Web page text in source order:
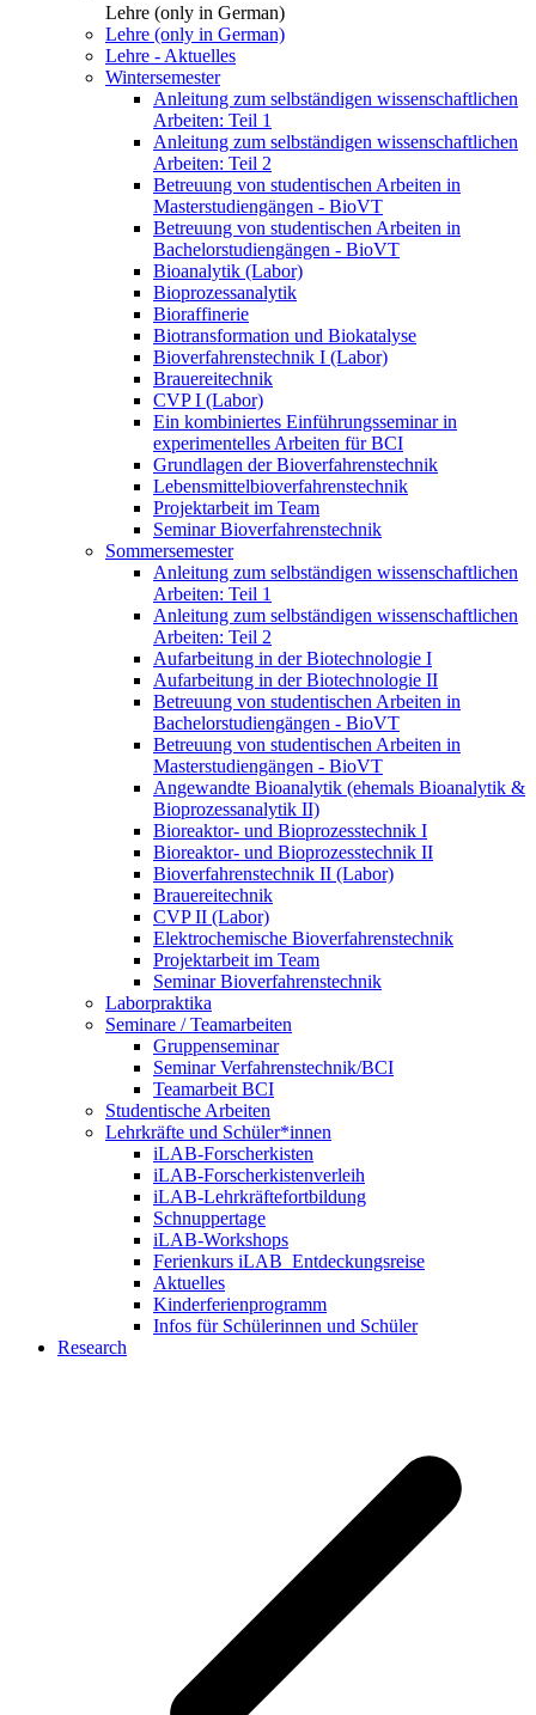
Lehre (only in German)
Lehre (only in German)
Lehre - Aktuelles
Wintersemester
Anleitung zum selbständigen wissenschaftlichen
Arbeiten: Teil 1
Anleitung zum selbständigen wissenschaftlichen
Arbeiten: Teil 2
Betreuung von studentischen Arbeiten in
Masterstudiengängen - BioVT
Betreuung von studentischen Arbeiten in
Bachelorstudiengängen - BioVT
Bioanalytik (Labor)
Bioprozessanalytik
Bioraffinerie
Biotransformation und Biokatalyse
Bioverfahrenstechnik I (Labor)
Brauereitechnik
CVP I (Labor)
Ein kombiniertes Einführungsseminar in
experimentelles Arbeiten für BCI
Grundlagen der Bioverfahrenstechnik
Lebensmittelbioverfahrenstechnik
Projektarbeit im Team
Seminar Bioverfahrenstechnik
Sommersemester
Anleitung zum selbständigen wissenschaftlichen
Arbeiten: Teil 1
Anleitung zum selbständigen wissenschaftlichen
Arbeiten: Teil 2
Aufarbeitung in der Biotechnologie I
Aufarbeitung in der Biotechnologie II
Betreuung von studentischen Arbeiten in
Bachelorstudiengängen - BioVT
Betreuung von studentischen Arbeiten in
Masterstudiengängen - BioVT
Angewandte Bioanalytik (ehemals Bioanalytik &
Bioprozessanalytik II)
Bioreaktor- und Bioprozesstechnik I
Bioreaktor- und Bioprozesstechnik II
Bioverfahrenstechnik II (Labor)
Brauereitechnik
CVP II (Labor)
Elektrochemische Bioverfahrenstechnik
Projektarbeit im Team
Seminar Bioverfahrenstechnik
Laborpraktika
Seminare / Teamarbeiten
Gruppenseminar
Seminar Verfahrenstechnik/BCI
Teamarbeit BCI
Studentische Arbeiten
Lehrkräfte und Schüler*innen
iLAB-Forscherkisten
iLAB-Forscherkistenverleih
iLAB-Lehrkräftefortbildung
Schnuppertage
iLAB-Workshops
Ferienkurs iLAB_Entdeckungsreise
Aktuelles
Kinderferienprogramm
Infos für Schülerinnen und Schüler
Research